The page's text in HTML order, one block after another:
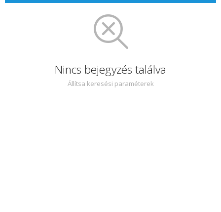
Nincs bejegyzés találva
Állítsa keresési paraméterek